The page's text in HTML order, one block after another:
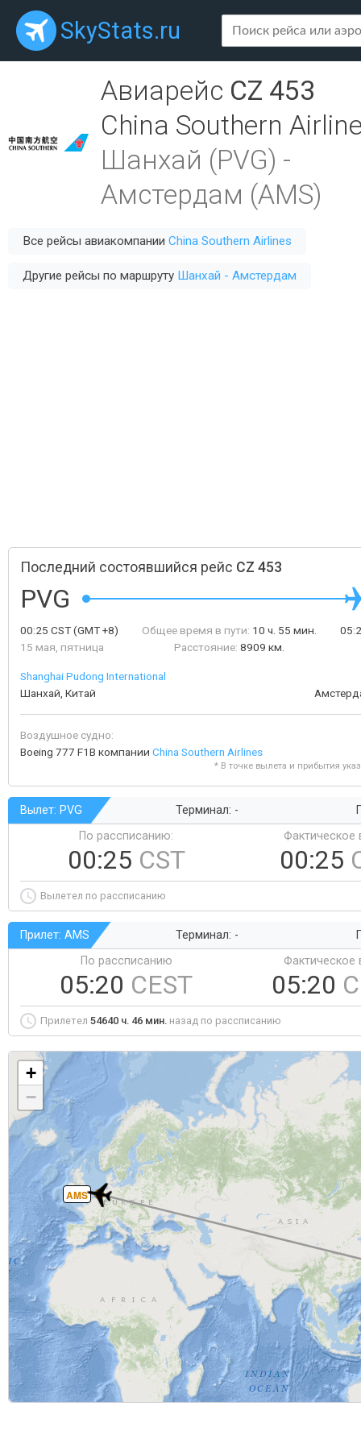
SkyStats.ru
Авиарейс CZ 453
China Southern
Шанхай (PVG) -
Амстердам (AMS)
Все рейсы авиакомпании China Southern Airlines
Другие рейсы по маршруту Шанхай - Амстердам
Последний состоявшийся рейс CZ 453
PVG
00:25 CST(GMT +8)
15 мая, пятница
Общее время в пути: 10 ч. 55 мин.
Расстояние: 8909 км.
Shanghai Pudong International
Шанхай, Китай
Воздушное судно:
Boeing 777 F1B компании China Southern Airlines
* В точке вылета и прибытия
Вылет: PVG Терминал: -
По рассписанию:
00:25 CST
Фактическое
00:25
Вылетел по рассписанию
Прилет: AMS Терминал: -
По рассписанию
05:20 CEST
Фактическое
05:20
Прилетел 54640 ч. 46 мин. назад по рассписанию
AMS
+
−